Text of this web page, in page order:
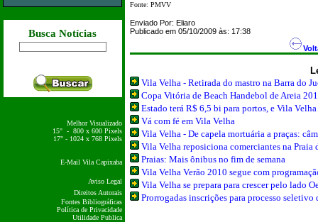
Busca Notícias
Melhor Visualizado
15" - 800 x 600 Pixels
17" - 1024 x 768 Pixels
E-Mail Vila Capixaba
Aviso Legal
Direitos Autorais
Fontes Bibliográficas
Política de Privacidade
Utilidade Publica
Fonte: PMVV
Enviado Por: Eliaro
Publicado em 05/10/2009 às: 17:38
Vila Velha - Retirada do mastro na Barra do
Copa Vitória de Beach Handebol de Areia
Estado terá R$ 6,5 bi para portos, e Vila Velha
Vá com fé em Vila Velha
Vila Velha - De capela mortuária a praças:
Vila Velha reposiciona comerciantes na Praia
Praias: Mais ônibus no fim de semana
Vila Velha Verão 2010 segue com
Vila Velha se prepara para crescer pelo lado
Prorrogadas inscrições para processo